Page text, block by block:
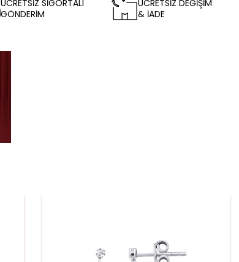
ÜCRETSİZ SİGORTALI
GÖNDERİM
ÜCRETSİZ DEĞİŞİM
& İADE